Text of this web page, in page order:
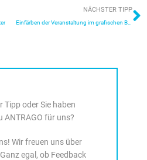
NÄCHSTER TIPP
Tipp oder Sie haben
ANTRAGO für uns?
Wir freuen uns über
egal, ob Feedback